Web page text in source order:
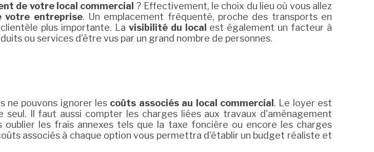
de votre local commercial ? Effectivement, le choix du lieu où vous allez
votre entreprise. Un emplacement fréquenté, proche des transports en
plus importante. La visibilité du local est également un facteur à
ou services d'être vus par un grand nombre de personnes.
ne pouvons ignorer les coûts associés au local commercial . Le loyer est
Il faut aussi compter les charges liées aux travaux d'aménagement
les frais annexes tels que la taxe foncière ou encore les charges
associés à chaque option vous permettra d'établir un budget réaliste et